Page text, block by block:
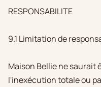
RESPONSABILITE
9.1 Limitation de
Maison Bellie ne saurait
l'inexécution totale ou